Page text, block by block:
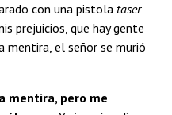
con una pistola taser
prejuicios, que hay gente
mentira, el señor se murió
mentira, pero me